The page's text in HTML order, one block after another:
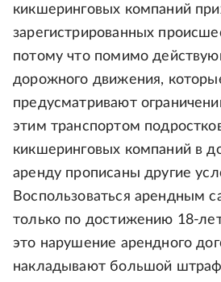
кикшеринговых компаний
зарегистрированных
потому что помимо
дорожного движения,
предусматривают
этим транспортом
кикшеринговых компаний в
аренду прописаны другие
Воспользоваться арендным
только по достижению 18-
это нарушение арендного
накладывают большой